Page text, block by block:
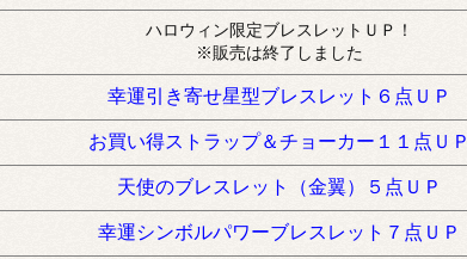
ハロウィン限定ブレスレットＵＰ！
※販売は終了しました
幸運引き寄せ星型ブレスレット６点ＵＰ
お買い得ストラップ＆チョーカー１１点ＵＰ
天使のブレスレット（金翼）５点ＵＰ
幸運シンボルパワーブレスレット７点ＵＰ